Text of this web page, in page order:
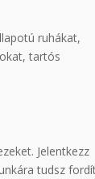
ruhákat,
tartós
Jelentkezz
tudsz